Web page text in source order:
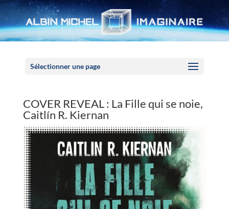
Sélectionner une page
COVER REVEAL : La Fille qui se noie,
Caitlín R. Kiernan
Panneau de gestion des cookies